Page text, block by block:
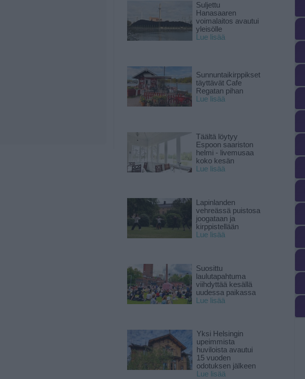
Suljettu
Hanasaaren
voimalaitos avautui
yleisölle
Lue lisää
Sunnuntaikirppikset
täyttävät Cafe
Regatan pihan
Lue lisää
Täältä löytyy
Espoon saariston
helmi - livemusaa
koko kesän
Lue lisää
Lapinlanden
vehreässä puistosa
joogataan ja
kirppistellään
Lue lisää
Suosittu
laulutapahtuma
viihdyttää kesällä
uudessa paikassa
Lue lisää
Yksi Helsingin
upeimmista
huviloista avautui
15 vuoden
odotuksen jälkeen
Lue lisää